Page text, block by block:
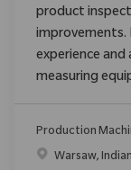
product
improvements.
experience
measuring
Production
สถานที่Warsaw,